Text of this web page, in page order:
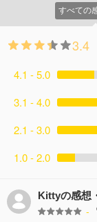
すべての
3.4
4.1 - 5.0
3.1 - 4.0
2.1 - 3.0
1.0 - 2.0
Kittyの感想
-